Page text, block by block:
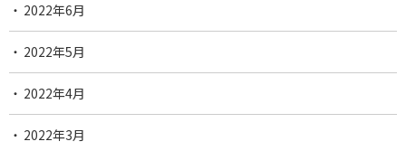
2022年6月
2022年5月
2022年4月
2022年3月